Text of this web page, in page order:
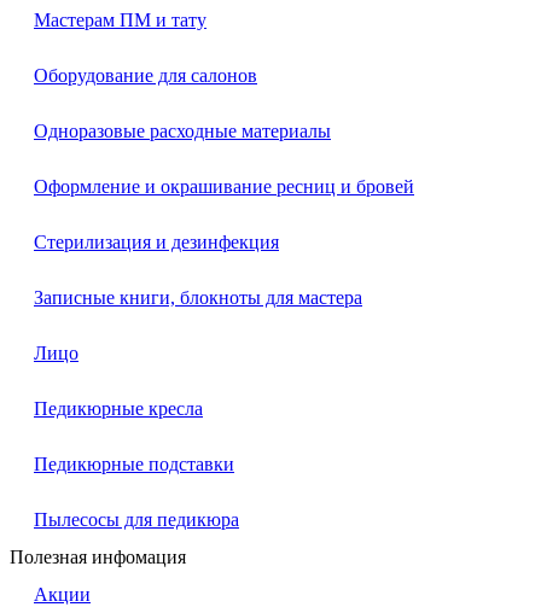
Мастерам ПМ и тату
Оборудование для салонов
Одноразовые расходные материалы
Оформление и окрашивание ресниц и бровей
Стерилизация и дезинфекция
Записные книги, блокноты для мастера
Лицо
Педикюрные кресла
Педикюрные подставки
Пылесосы для педикюра
Полезная инфомация
Акции